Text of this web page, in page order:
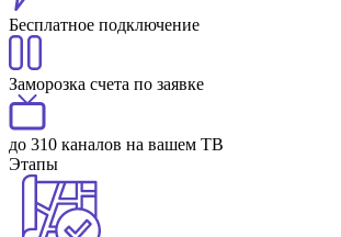
Бесплатное подключение
Заморозка счета по заявке
до 310 каналов на вашем ТВ
Этапы